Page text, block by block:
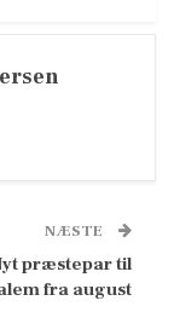
NÆSTE
præstepar til
fra august